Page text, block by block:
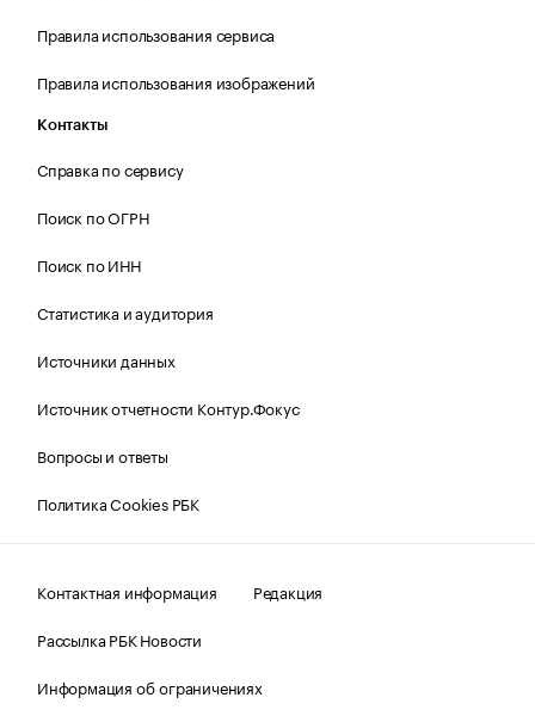
Правила использования сервиса
Правила использования изображений
Контакты
Справка по сервису
Поиск по ОГРН
Поиск по ИНН
Статистика и аудитория
Источники данных
Источник отчетности Контур.Фокус
Вопросы и ответы
Политика Cookies РБК
Контактная информация
Редакция
Рассылка РБК Новости
Информация об ограничениях